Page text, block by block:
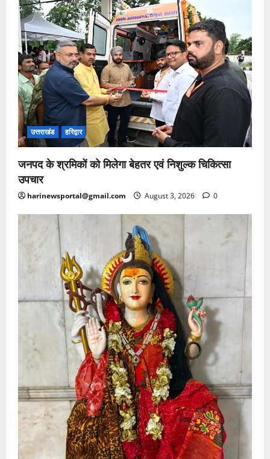
उत्तराखंड हरिद्वार
जनपद के श्रमिकों को मिलेगा बेहतर एवं निशुल्क चिकित्सा
उपचार
harinewsportal@gmail.com August 3, 2026 0